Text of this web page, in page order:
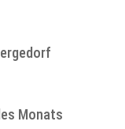
Monats